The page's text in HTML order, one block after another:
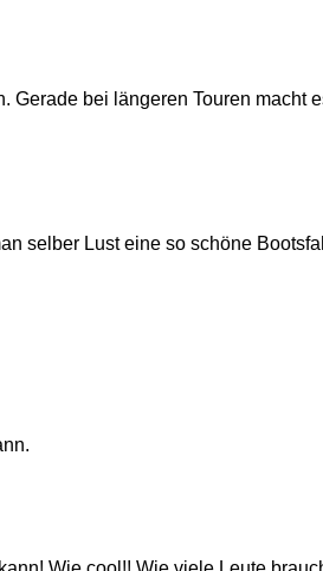
bei längeren Touren macht
selber Lust eine so schöne